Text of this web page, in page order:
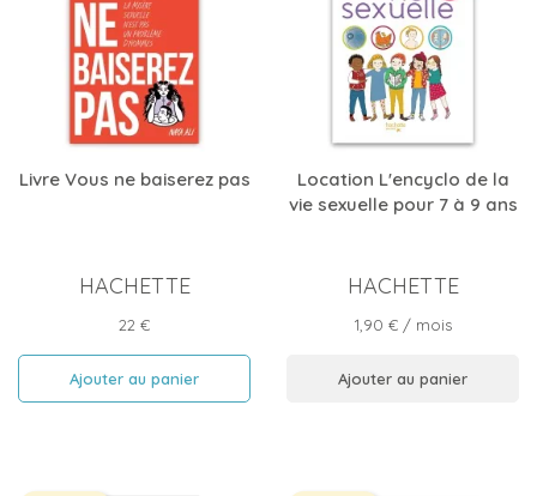
Livre Vous ne baiserez pas
HACHETTE
Prix
22 €
Ajouter au panier
Location L'encyclo de la
vie sexuelle pour 7 à 9 ans
HACHETTE
Prix
1,90 €/ mois
Ajouter au panier